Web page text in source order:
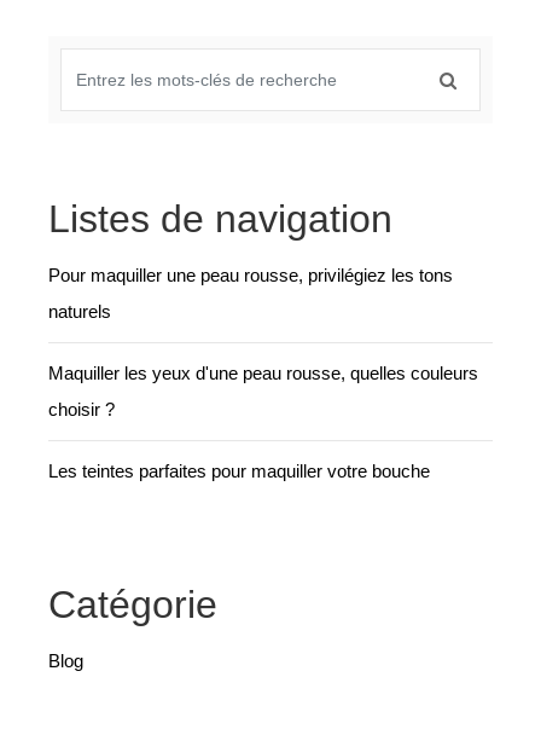
Listes de navigation
Pour maquiller une peau rousse, privilégiez les tons
naturels
Maquiller les yeux d'une peau rousse, quelles couleurs
choisir ?
Les teintes parfaites pour maquiller votre bouche
Catégorie
Blog